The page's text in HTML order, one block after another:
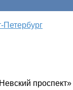
Петербург